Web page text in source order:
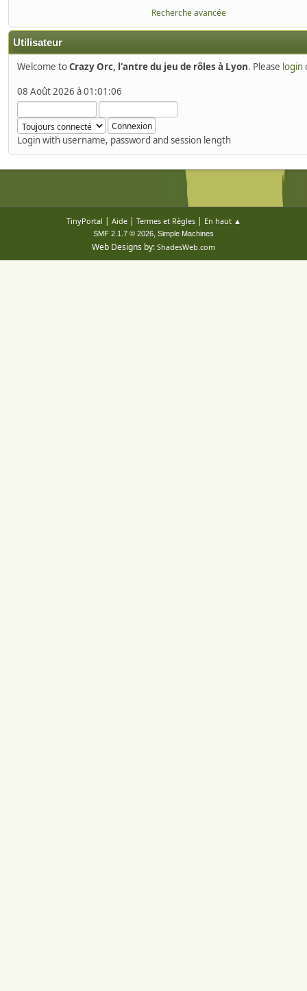
Recherche avancée
Utilisateur
Welcome toCrazy Orc, l'antre du jeu de rôles à Lyon. Please login
08 Août 2026 à 01:01:06
Login with username, password and session length
TinyPortal | Aide| Termes et Règles| En haut ▲
SMF 2.1.7 © 2026, Simple Machines
Web Designs by: ShadesWeb.com